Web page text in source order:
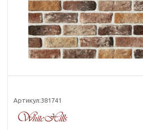
Артикул:381741